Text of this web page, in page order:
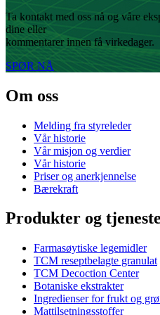
Ta kontakt med oss ​​nå og våre
dine eller
kommentarer innen få virkedager.
SPØR NÅ
Om oss
Melding fra styreleder
Vår historie
Vår misjon og verdier
Vår historie
Priser og anerkjennelse
Bærekraft
Produkter og
Farmasøytiske legemidler
TCM reseptbelagte granulat
TCM Decoction Center
Botaniske ekstrakter
Ingredienser for frukt og
Mattilsetningsstoffer